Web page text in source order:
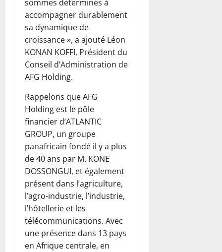
sommes déterminés à
accompagner durablement
sa dynamique de
croissance », a ajouté Léon
KONAN KOFFI, Président du
Conseil d’Administration de
AFG Holding.
Rappelons que AFG
Holding est le pôle
financier d’ATLANTIC
GROUP, un groupe
panafricain fondé il y a plus
de 40 ans par M. KONE
DOSSONGUI, et également
présent dans l’agriculture,
l’agro-industrie, l’industrie,
l’hôtellerie et les
télécommunications. Avec
une présence dans 13 pays
en Afrique centrale, en